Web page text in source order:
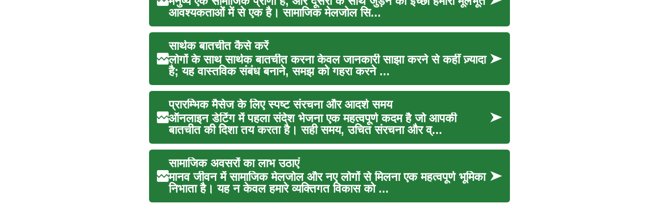
आवश्यकताओं में से एक है। सामाजिक मेलजोल सि...
सार्थक बातचीत कैसे करें
लोगों के साथ सार्थक बातचीत करना केवल जानकारी साझा करने से कहीं ज़्यादा
है; यह वास्तविक संबंध बनाने, समझ को गहरा करने ...
प्रारम्भिक मैसेज के लिए स्पष्ट संरचना और आदर्श समय
ऑनलाइन डेटिंग में पहला संदेश भेजना एक महत्वपूर्ण कदम है जो आपकी
बातचीत की दिशा तय करता है। सही समय, उचित संरचना और व्...
सामाजिक अवसरों का लाभ उठाएं
मानव जीवन में सामाजिक मेलजोल और नए लोगों से मिलना एक महत्वपूर्ण भूमिका
निभाता है। यह न केवल हमारे व्यक्तिगत विकास को ...